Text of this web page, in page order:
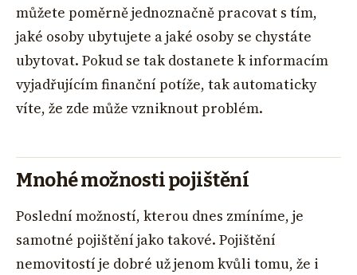
můžete poměrně jednoznačně pracovat s tím,
jaké osoby ubytujete a jaké osoby se chystáte
ubytovat. Pokud se tak dostanete k informacím
vyjadřujícím finanční potíže, tak automaticky
víte, že zde může vzniknout problém.
Mnohé možnosti pojištění
Poslední možností, kterou dnes zmíníme, je
samotné pojištění jako takové. Pojištění
nemovitostí je dobré už jenom kvůli tomu, že i